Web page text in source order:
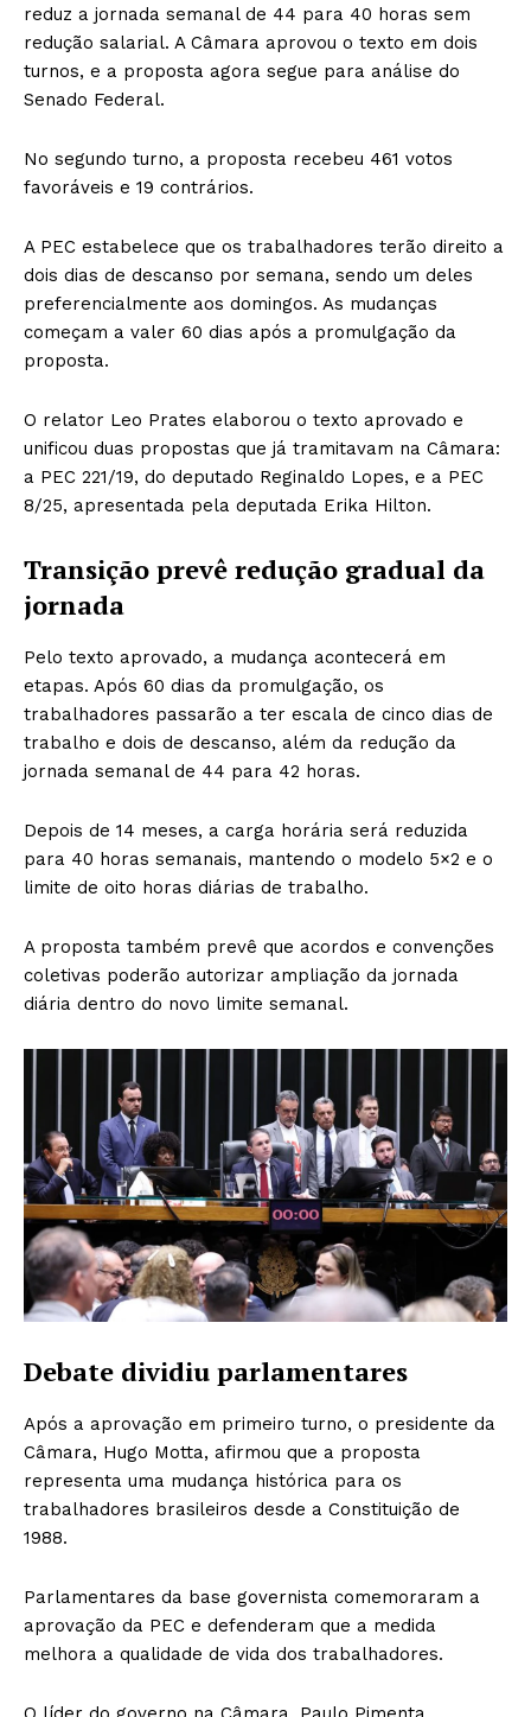
reduz a jornada semanal de 44 para 40 horas sem
redução salarial. A Câmara aprovou o texto em dois
turnos, e a proposta agora segue para análise do
Senado Federal.
No segundo turno, a proposta recebeu 461 votos
favoráveis e 19 contrários.
A PEC estabelece que os trabalhadores terão direito a
dois dias de descanso por semana, sendo um deles
preferencialmente aos domingos. As mudanças
começam a valer 60 dias após a promulgação da
proposta.
O relator Leo Prates elaborou o texto aprovado e
unificou duas propostas que já tramitavam na Câmara:
a PEC 221/19, do deputado Reginaldo Lopes, e a PEC
8/25, apresentada pela deputada Erika Hilton.
Transição prevê redução gradual da
jornada
Pelo texto aprovado, a mudança acontecerá em
etapas. Após 60 dias da promulgação, os
trabalhadores passarão a ter escala de cinco dias de
trabalho e dois de descanso, além da redução da
jornada semanal de 44 para 42 horas.
Depois de 14 meses, a carga horária será reduzida
para 40 horas semanais, mantendo o modelo 5×2 e o
limite de oito horas diárias de trabalho.
A proposta também prevê que acordos e convenções
coletivas poderão autorizar ampliação da jornada
diária dentro do novo limite semanal.
Debate dividiu parlamentares
Após a aprovação em primeiro turno, o presidente da
Câmara, Hugo Motta, afirmou que a proposta
representa uma mudança histórica para os
trabalhadores brasileiros desde a Constituição de
1988.
Parlamentares da base governista comemoraram a
aprovação da PEC e defenderam que a medida
melhora a qualidade de vida dos trabalhadores.